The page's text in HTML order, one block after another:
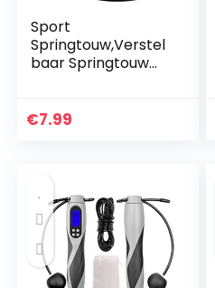
Sport
Springtouw,Verstel
baar Springtouw
Vetverbranding,Cr
€7.99